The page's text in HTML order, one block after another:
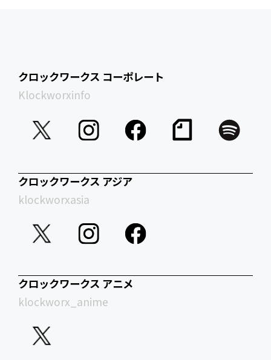
クロックワークス コーポレート
Klockworxinfo
クロックワークス アジア
klockworxasia
クロックワークス アニメ
klockworx_anime